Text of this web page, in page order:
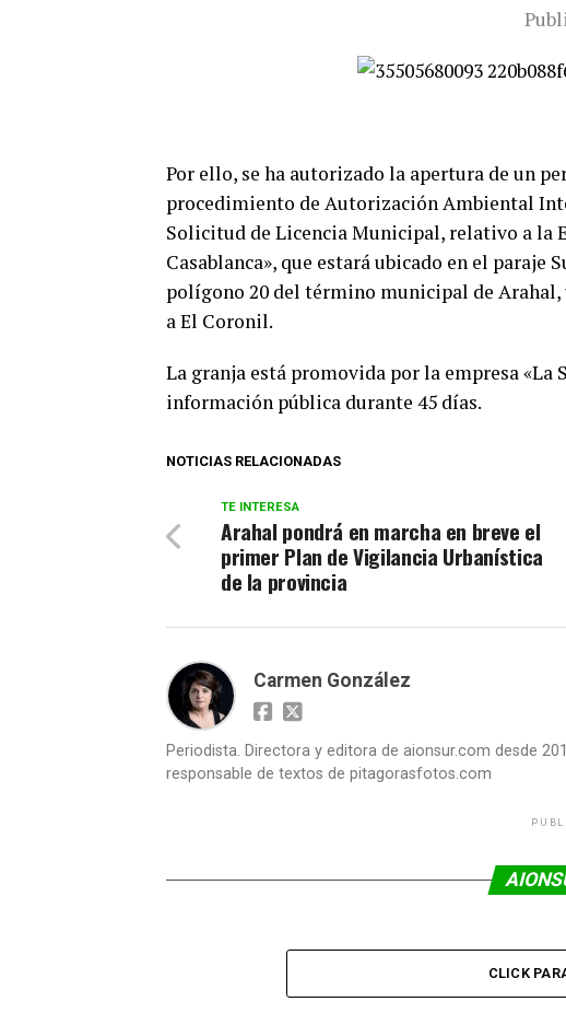
Por ello, se ha autorizado la apertura de un
procedimiento de Autorización Ambiental
Solicitud de Licencia Municipal, relativo a la
Casablanca», que estará ubicado en el paraje
polígono 20 del término municipal de
a El Coronil.
La granja está promovida por la empresa «La
información pública durante 45 días.
NOTICIAS RELACIONADAS
TE INTERESA
Arahal pondrá en marcha en breve el
primer Plan de Vigilancia Urbanística
de la provincia
Carmen González
Periodista. Directora y editora de aionsur.com desde
responsable de textos de pitagorasfotos.com
CLICK